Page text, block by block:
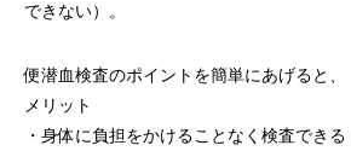
できない）。
便潜血検査のポイントを簡単にあげると、
メリット
・身体に負担をかけることなく検査でき